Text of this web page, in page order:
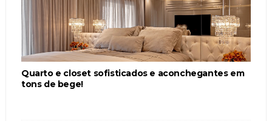
Quarto e closet sofisticados e aconchegantes em
tons de bege!